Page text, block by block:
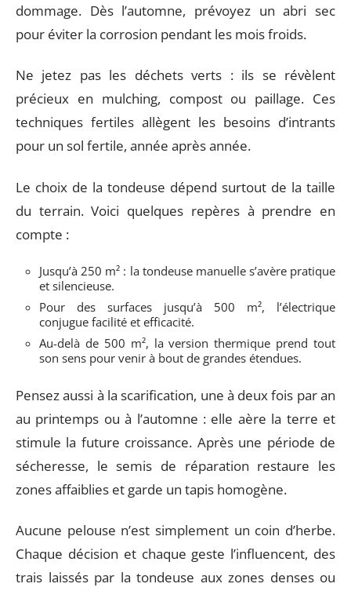
dommage. Dès l’automne, prévoyez un abri sec
pour éviter la corrosion pendant les mois froids.
Ne jetez pas les déchets verts : ils se révèlent
précieux en mulching, compost ou paillage. Ces
techniques fertiles allègent les besoins d’intrants
pour un sol fertile, année après année.
Le choix de la tondeuse dépend surtout de la taille
du terrain. Voici quelques repères à prendre en
compte :
Jusqu’à 250 m² : la tondeuse manuelle s’avère pratique
et silencieuse.
Pour des surfaces jusqu’à 500 m², l’électrique
conjugue facilité et efficacité.
Au-delà de 500 m², la version thermique prend tout
son sens pour venir à bout de grandes étendues.
Pensez aussi à la scarification, une à deux fois par an
au printemps ou à l’automne : elle aère la terre et
stimule la future croissance. Après une période de
sécheresse, le semis de réparation restaure les
zones affaiblies et garde un tapis homogène.
Aucune pelouse n’est simplement un coin d’herbe.
Chaque décision et chaque geste l’influencent, des
trais laissés par la tondeuse aux zones denses ou